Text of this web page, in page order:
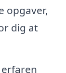
opgaver,
dig at